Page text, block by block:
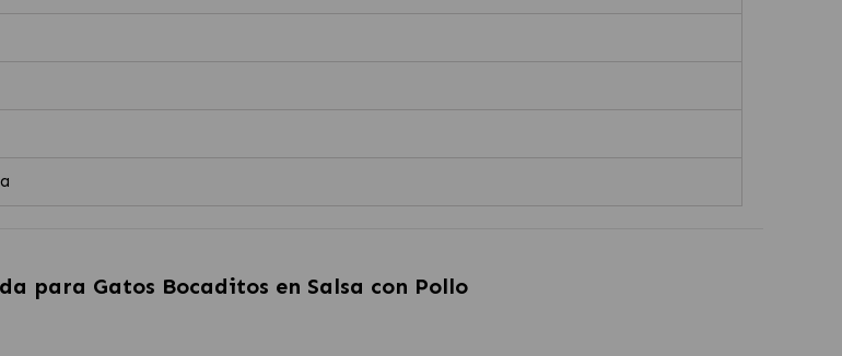
para Gatos Bocaditos en Salsa con Pollo